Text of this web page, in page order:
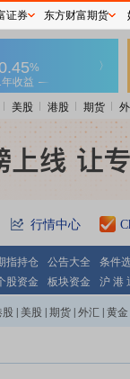
美股 港股 期货
行情中心
指持仓 公告大全 条件
股资金 板块资金 沪 港
股 美股 期货 外汇 黄金
证券 东方财富期货